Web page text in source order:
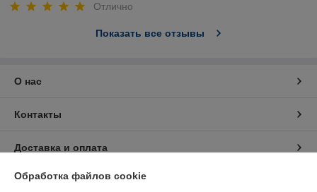
Отлично
Показать все отзывы
О нас
Контакты
Доставка и оплата
График работы
Обработка файлов cookie